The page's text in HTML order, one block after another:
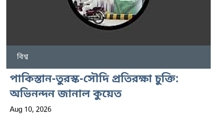
বিশ্ব
পাকিস্তান-তুরস্ক-সৌদি প্রতিরক্ষা চুক্তি:
অভিনন্দন জানাল কুয়েত
Aug 10, 2026